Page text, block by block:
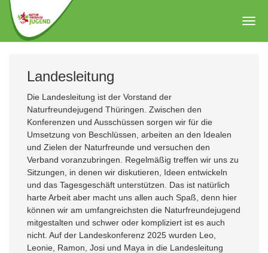
Zum
Hauptinhalt
springen
Landesleitung
Die Landesleitung ist der Vorstand der
Naturfreundejugend Thüringen. Zwischen den
Konferenzen und Ausschüssen sorgen wir für die
Umsetzung von Beschlüssen, arbeiten an den Idealen
und Zielen der Naturfreunde und versuchen den
Verband voranzubringen. Regelmäßig treffen wir uns zu
Sitzungen, in denen wir diskutieren, Ideen entwickeln
und das Tagesgeschäft unterstützen. Das ist natürlich
harte Arbeit aber macht uns allen auch Spaß, denn hier
können wir am umfangreichsten die Naturfreundejugend
mitgestalten und schwer oder kompliziert ist es auch
nicht. Auf der Landeskonferenz 2025 wurden Leo,
Leonie, Ramon, Josi und Maya in die Landesleitung